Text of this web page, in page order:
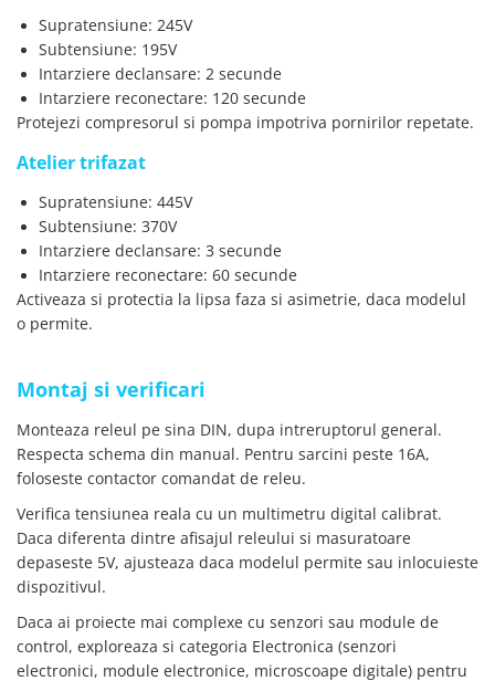
Supratensiune: 245V
Subtensiune: 195V
Intarziere declansare: 2 secunde
Intarziere reconectare: 120 secunde
Protejezi compresorul si pompa impotriva pornirilor repetate.
Atelier trifazat
Supratensiune: 445V
Subtensiune: 370V
Intarziere declansare: 3 secunde
Intarziere reconectare: 60 secunde
Activeaza si protectia la lipsa faza si asimetrie, daca modelul
o permite.
Montaj si verificari
Monteaza releul pe sina DIN, dupa intreruptorul general.
Respecta schema din manual. Pentru sarcini peste 16A,
foloseste contactor comandat de releu.
Verifica tensiunea reala cu un multimetru digital calibrat.
Daca diferenta dintre afisajul releului si masuratoare
depaseste 5V, ajusteaza daca modelul permite sau inlocuieste
dispozitivul.
Daca ai proiecte mai complexe cu senzori sau module de
control, exploreaza si categoria Electronica (senzori
electronici, module electronice, microscoape digitale) pentru